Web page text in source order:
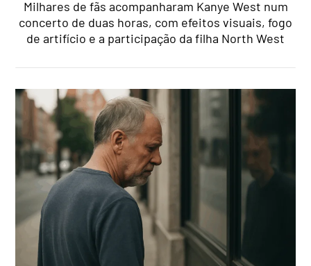
Milhares de fãs acompanharam Kanye West num
concerto de duas horas, com efeitos visuais, fogo
de artifício e a participação da filha North West